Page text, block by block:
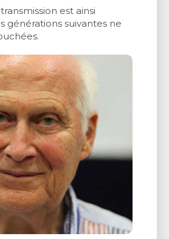
est ainsi
générations suivantes ne